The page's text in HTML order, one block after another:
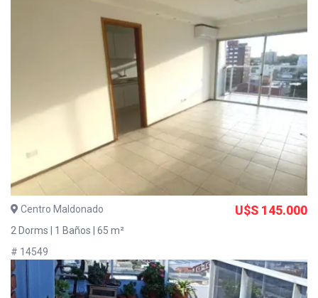
Centro Maldonado U$S 145.000
2 Dorms | 1 Baños | 65 m²
# 14549